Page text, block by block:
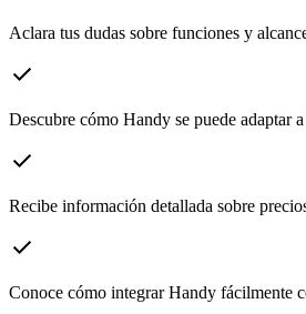
Aclara tus dudas sobre funciones y
check
Descubre cómo Handy se puede adaptar
check
Recibe información detallada sobre
check
Conoce cómo integrar Handy fácilmente